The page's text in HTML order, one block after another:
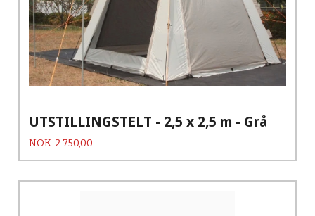
UTSTILLINGSTELT - 2,5 x 2,5 m - Grå
Pris
NOK 2 750,00